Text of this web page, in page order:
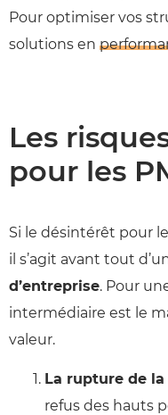
Pour optimiser vos
solutions en
Les
pour les
Si le désintérêt pour
il s’agit avant tout
d’entreprise. Pour
intermédiaire est le
valeur.
La rupture de
refus des hauts